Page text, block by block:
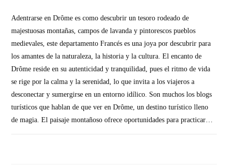
Adentrarse en Drôme es como descubrir un tesoro rodeado de
majestuosas montañas, campos de lavanda y pintorescos pueblos
medievales, este departamento Francés es una joya por descubrir para
los amantes de la naturaleza, la historia y la cultura. El encanto de
Drôme reside en su autenticidad y tranquilidad, pues el ritmo de vida
se rige por la calma y la serenidad, lo que invita a los viajeros a
desconectar y sumergirse en un entorno idílico. Son muchos los blogs
turísticos que hablan de que ver en Drôme, un destino turístico lleno
de magia. El paisaje montañoso ofrece oportunidades para practicar…